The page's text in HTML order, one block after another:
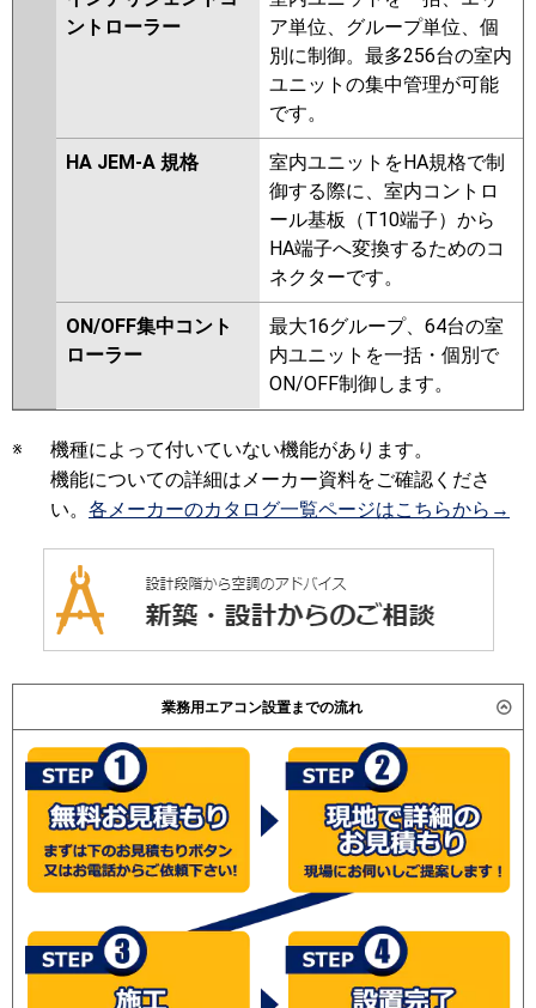
ントローラー
ア単位、グループ単位、個
別に制御。最多256台の室内
ユニットの集中管理が可能
です。
HA JEM-A 規格
室内ユニットをHA規格で制
御する際に、室内コントロ
ール基板（T10端子）から
HA端子へ変換するためのコ
ネクターです。
ON/OFF集中コント
ローラー
最大16グループ、64台の室
内ユニットを一括・個別で
ON/OFF制御します。
※
機種によって付いていない機能があります。
機能についての詳細はメーカー資料をご確認くださ
い。 各メーカーのカタログ一覧ページはこちらから→
業務用エアコン設置までの流れ